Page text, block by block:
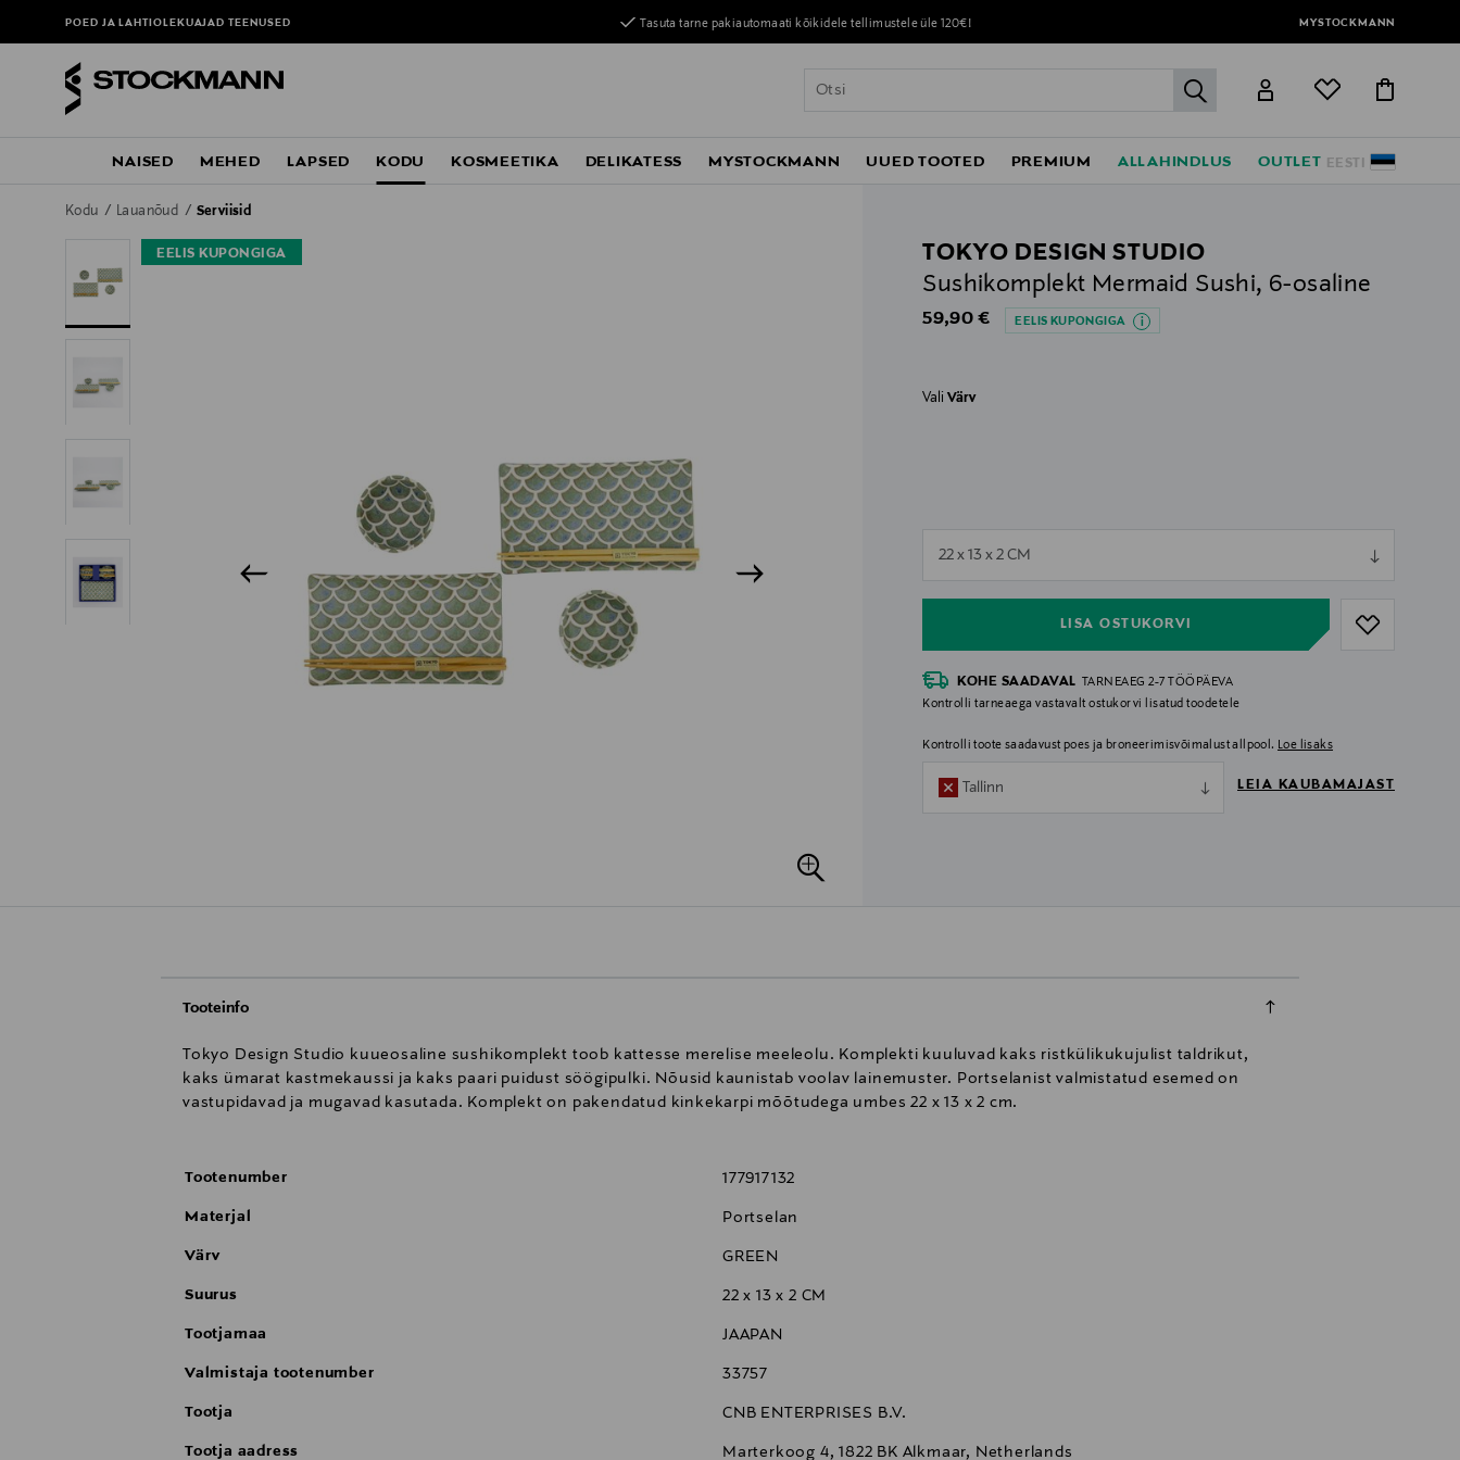
POED JA LAHTIOLEKUAJADTEENUSED Tasuta tarne pakiautomaati kõikidele tellimustele üle 120€! MYSTOCKMANN
label.header.go
EESTI
NAISED MEHED LAPSED KODU KOSMEETIKA DELIKATESS MYSTOCKMANN UUED TOOTED PREMIUM ALLAHINDLUS OUTLET
Kodu Lauanõud Serviisid
EELIS KUPONGIGA
TOKYO DESIGN STUDIO
Sushikomplekt Mermaid Sushi, 6-osaline
Original Price
59,90 € EELIS KUPONGIGA
ValiVärv
22 x 13 x 2 CM
LISA OSTUKORVI
null
KOHE SAADAVAL
TARNEAEG 2-7 TÖÖPÄEVA
Kontrolli tarneaega vastavalt ostukorvi lisatud toodetele
Kontrolli toote saadavust poes ja broneerimisvõimalust allpool. Loe lisaks
Tallinn LEIA KAUBAMAJAST
Tooteinfo
Tokyo Design Studio kuueosaline sushikomplekt toob kattesse merelise meeleolu. Komplekti kuuluvad kaks ristkülikukujulist taldrikut,
kaks ümarat kastmekaussi ja kaks paari puidust söögipulki. Nõusid kaunistab voolav lainemuster. Portselanist valmistatud esemed on
vastupidavad ja mugavad kasutada. Komplekt on pakendatud kinkekarpi mõõtudega umbes 22 x 13 x 2 cm.
Tootenumber 177917132
Materjal Portselan
Värv GREEN
Suurus 22 x 13 x 2 CM
Tootjamaa JAAPAN
Valmistaja tootenumber 33757
Tootja CNB ENTERPRISES B.V.
Tootja aadress Marterkoog 4, 1822 BK Alkmaar, Netherlands